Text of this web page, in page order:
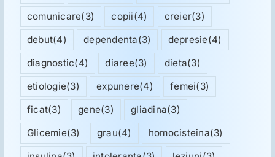
comunicare(3) copii(4) creier(3)
debut(4) dependenta(3) depresie(4)
diagnostic(4) diaree(3) dieta(3)
etiologie(3) expunere(4) femei(3)
ficat(3) gene(3) gliadina(3)
Glicemie(3) grau(4) homocisteina(3)